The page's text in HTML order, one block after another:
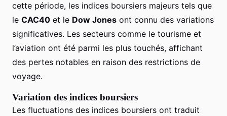
cette période, les indices boursiers majeurs tels que
le CAC40 et le Dow Jones ont connu des variations
significatives. Les secteurs comme le tourisme et
l’aviation ont été parmi les plus touchés, affichant
des pertes notables en raison des restrictions de
voyage.
Variation des indices boursiers
Les fluctuations des indices boursiers ont traduit